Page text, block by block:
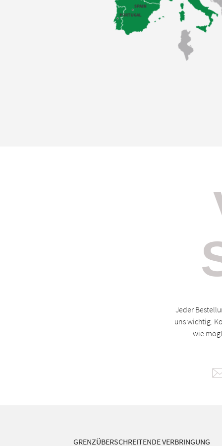
Jeder
uns wichtig.
wie
GRENZÜBERSCHREITENDE VERBRINGUNG